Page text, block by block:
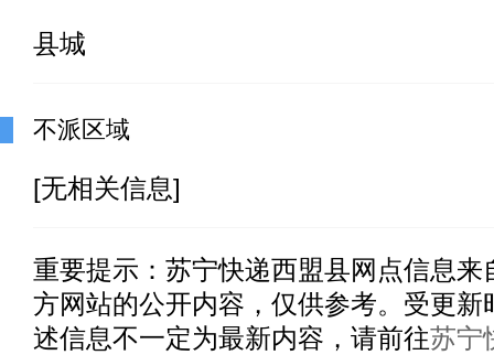
县城
不派区域
[无相关信息]
重要提示： 苏宁快递西盟县网点信息来
方网站的公开内容，仅供参考。受更新
述信息不一定为最新内容，请前往苏宁